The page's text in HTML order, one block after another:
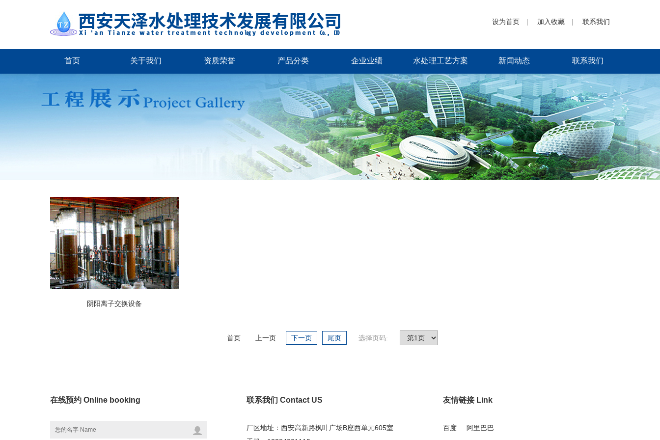
设为首页 | 加入收藏 | 联系我们
首页 关于我们 资质荣誉 产品分类 企业业绩 水处理工艺方案 新闻动态 联系我们
阴阳离子交换设备
首页 上一页 下一页 尾页 选择页码:
在线预约 Online booking 联系我们 Contact US
厂区地址：西安高新路枫叶广场B座西单元605室
友情链接 Link
百度 阿里巴巴